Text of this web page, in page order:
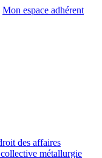
Mon espace adhérent
des affaires
métallurgie